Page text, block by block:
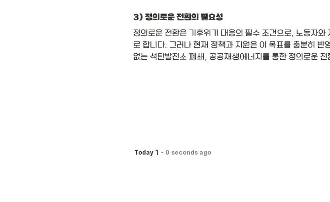
3) 정의로운 전환의 필요성
정의로운 전환은 기후위기 대응의 필수 조건으로, 노동자
로 합니다. 그러나 현재 정책과 지원은 이 목표를 충분히
없는 석탄발전소 폐쇄, 공공재생에너지를 통한 정의로운
Today 1 - 0 seconds ago